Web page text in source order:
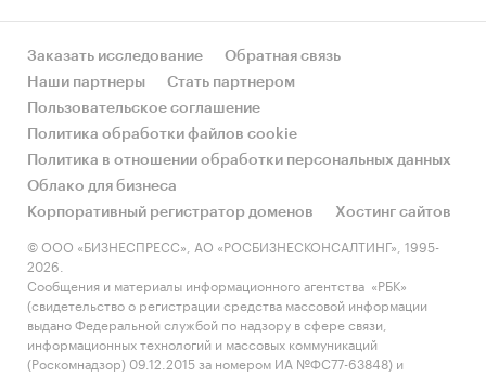
Заказать исследование
Обратная связь
Наши партнеры
Стать партнером
Пользовательское соглашение
Политика обработки файлов cookie
Политика в отношении обработки персональных данных
Облако для бизнеса
Корпоративный регистратор доменов
Хостинг сайтов
© ООО «БИЗНЕСПРЕСС», АО «РОСБИЗНЕСКОНСАЛТИНГ», 1995-
2026.
Сообщения и материалы информационного агентства «РБК»
(свидетельство о регистрации средства массовой информации
выдано Федеральной службой по надзору в сфере связи,
информационных технологий и массовых коммуникаций
(Роскомнадзор) 09.12.2015 за номером ИА №ФС77-63848) и